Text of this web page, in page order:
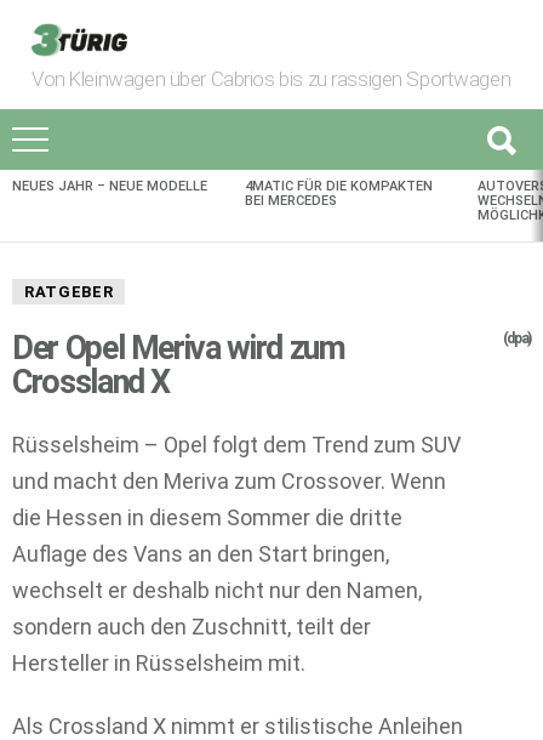
Von Kleinwagen über Cabrios bis zu rassigen Sportwagen
AKTUELLES
NEUES JAHR – NEUE MODELLE
4MATIC FÜR DIE KOMPAKTEN
BEI MERCEDES
RATGEBER
Der Opel Meriva wird zum
Crossland X
(dpa)
Rüsselsheim – Opel folgt dem Trend zum SUV
und macht den Meriva zum Crossover. Wenn
die Hessen in diesem Sommer die dritte
Auflage des Vans an den Start bringen,
wechselt er deshalb nicht nur den Namen,
sondern auch den Zuschnitt, teilt der
Hersteller in Rüsselsheim mit.
Als Crossland X nimmt er stilistische Anleihen